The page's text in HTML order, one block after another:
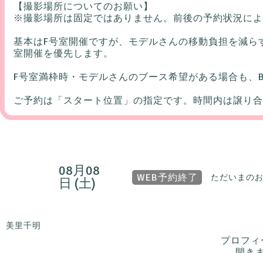
【撮影場所についてのお願い】
※撮影場所は固定ではありません。前後の予約状況に
基本はF号室開催ですが、モデルさんの移動負担を減
室開催を優先します。
F号室満枠時・モデルさんのブース希望がある場合も
ご予約は「スタート位置」の指定です。時間内は譲り
08月08
日 (土)
WEB予約終了 ただいまの
美里千明
プロフ